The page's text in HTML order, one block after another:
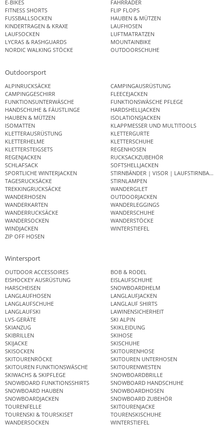
E-BIKES
FAHRRÄDER
FITNESS SHORTS
FLIP FLOPS
FUSSBALLSOCKEN
HAUBEN & MÜTZEN
KINDERTRAGEN & KRAXE
LAUFHOSEN
LAUFSOCKEN
LUFTMATRATZEN
LYCRAS & RASHGUARDS
MOUNTAINBIKE
NORDIC WALKING STÖCKE
OUTDOORSCHUHE
Outdoorsport
ALPINRUCKSÄCKE
CAMPINGAUSRÜSTUNG
CAMPINGGESCHIRR
FLEECEJACKEN
FUNKTIONSUNTERWÄSCHE
FUNKTIONSWÄSCHE PFLEGE
HANDSCHUHE & FÄUSTLINGE
HARDSHELLJACKEN
HAUBEN & MÜTZEN
ISOLATIONSJACKEN
ISOMATTEN
KLAPPMESSER UND MULTITOOLS
KLETTERAUSRÜSTUNG
KLETTERGURTE
KLETTERHELME
KLETTERSCHUHE
KLETTERSTEIGSETS
REGENHOSEN
REGENJACKEN
RUCKSACKZUBEHÖR
SCHLAFSACK
SOFTSHELLJACKEN
SPORTLICHE WINTERJACKEN
STIRNBÄNDER | VISOR | LAUFSTIRNBAND
TAGESRUCKSÄCKE
STIRNLAMPEN
TREKKINGRUCKSÄCKE
WANDERGILET
WANDERHOSEN
OUTDOORJACKEN
WANDERKARTEN
WANDERLEGGINGS
WANDERRUCKSÄCKE
WANDERSCHUHE
WANDERSOCKEN
WANDERSTÖCKE
WINDJACKEN
WINTERSTIEFEL
ZIP OFF HOSEN
Wintersport
OUTDOOR ACCESSOIRES
BOB & RODEL
EISHOCKEY AUSRÜSTUNG
EISLAUFSCHUHE
HARSCHEISEN
SNOWBOARDHELM
LANGLAUFHOSEN
LANGLAUFJACKEN
LANGLAUFSCHUHE
LANGLAUF SHIRTS
LANGLAUFSKI
LAWINENSICHERHEIT
LVS-GERÄTE
SKI ALPIN
SKIANZUG
SKIKLEIDUNG
SKIBRILLEN
SKIHOSE
SKIJACKE
SKISCHUHE
SKISOCKEN
SKITOURENHOSE
SKITOURENRÖCKE
SKITOUREN UNTERHOSEN
SKITOUREN FUNKTIONSWÄSCHE
SKITOURENWESTEN
SKIWACHS & SKIPFLEGE
SNOWBOARDBRILLE
SNOWBOARD FUNKTIONSSHIRTS
SNOWBOARD HANDSCHUHE
SNOWBOARD HAUBEN
SNOWBOARDHOSEN
SNOWBOARDJACKEN
SNOWBOARD ZUBEHÖR
TOURENFELLE
SKITOURENJACKE
TOURENSKI & TOURSKISET
TOURENSKISCHUHE
WANDERSOCKEN
WINTERSTIEFEL